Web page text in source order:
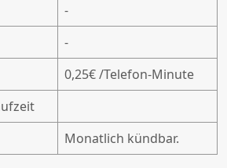
-
-
0,25€ /Telefon-Minute
Monatlich kündbar.